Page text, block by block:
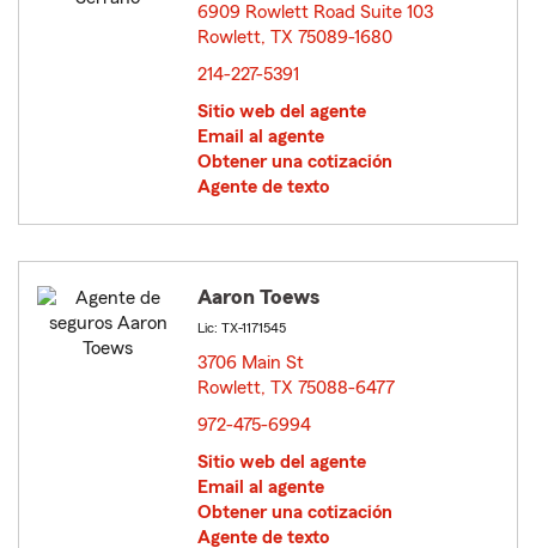
6909 Rowlett Road Suite 103
Rowlett, TX 75089-1680
214-227-5391
Sitio web del agente
Email al agente
Obtener una cotización
Agente de texto
Aaron Toews
Lic: TX-1171545
3706 Main St
Rowlett, TX 75088-6477
972-475-6994
Sitio web del agente
Email al agente
Obtener una cotización
Agente de texto